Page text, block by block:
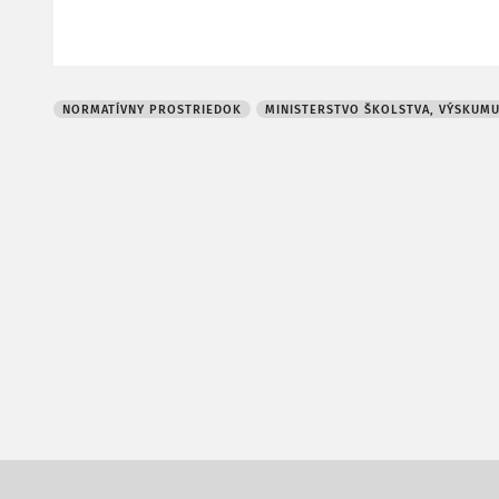
NORMATÍVNY PROSTRIEDOK MINISTERSTVO ŠKOLSTVA,